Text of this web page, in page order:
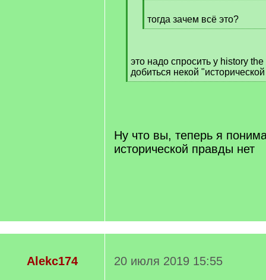
q
]
тогда зачем всё это?
[
]
это надо спросить у history
добиться некой
[
Ну что вы, теперь я
исторической правды нет
Alekc174
20 июля 2019 15:55